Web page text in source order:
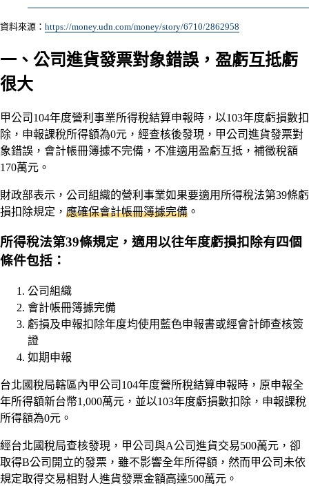
資料來源： https://money.udn.com/money/story/6710/2862958
一、公司進貨發票對象錯誤，盈虧互抵虧
很大
甲公司104年度營利事業所得稅結算申報時，以103年度虧損數扣
除，申報課稅所得額為0元，經查核後發現，甲公司進貨發票對
象錯誤，會計帳冊簿據不完備，不准適用盈虧互抵，補徵稅額
170萬元。
財政部表示，公司組織的營利事業如果要適用所得稅法第39條虧
損扣除規定， 應確保會計帳冊簿據完備 。
所得稅法第39條規定，適用以往年度虧損扣除有四個
條件包括：
公司組織
會計帳冊簿據完備
虧損及申報扣除年度均使用藍色申報書或經會計師查核簽
證
如期申報
台北國稅局轄區內甲公司104年度營所稅結算申報時，原申報全
年所得額新台幣1,000萬元，並以103年度虧損數扣除，申報課稅
所得額為0元。
經台北國稅局查核發現，甲公司與A公司進貨交易500萬元，卻
取得B公司開立的發票，雖不影響全年所得額，然而甲公司未依
規定取得交易相對人進貨發票金額高達500萬元。